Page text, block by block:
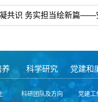
共识 务实担当绘新篇——
养 科学研究
科研团队及方向
党建和
党建工